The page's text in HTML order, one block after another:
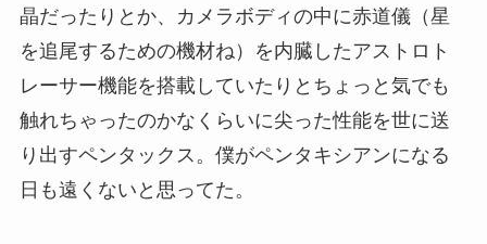
晶だったりとか、カメラボディの中に赤道儀（星
を追尾するための機材ね）を内臓したアストロト
レーサー機能を搭載していたりとちょっと気でも
触れちゃったのかなくらいに尖った性能を世に送
り出すペンタックス。僕がペンタキシアンになる
日も遠くないと思ってた。